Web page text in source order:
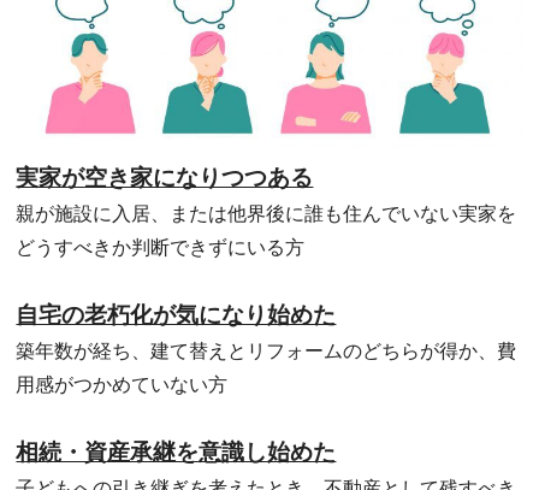
実家が空き家になりつつある
親が施設に入居、または他界後に誰も住んでいない実家を
どうすべきか判断できずにいる方
自宅の老朽化が気になり始めた
築年数が経ち、建て替えとリフォームのどちらが得か、費
用感がつかめていない方
相続・資産承継を意識し始めた